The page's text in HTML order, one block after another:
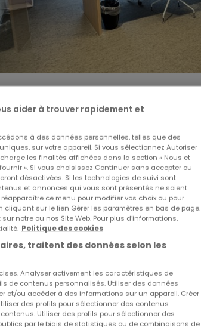
aider à trouver rapidement et
à des données personnelles, telles que des
sur votre appareil. Si vous sélectionnez Autoriser
les finalités affichées dans la section « Nous et
». Si vous choisissez Continuer sans accepter ou
désactivées. Si les technologies de suivi sont
et annonces qui vous sont présentés ne soient
ce menu pour modifier vos choix ou pour
sur le lien Gérer les paramètres en bas de page.
notre ou nos Site Web. Pour plus d’informations,
Politique des cookies
traitent des données selon les
Analyser activement les caractéristiques de
de contenus personnalisés. Utiliser des données
et/ou accéder à des informations sur un appareil. Créer
des profils pour sélectionner des contenus
Utiliser des profils pour sélectionner des
par le biais de statistiques ou de combinaisons de